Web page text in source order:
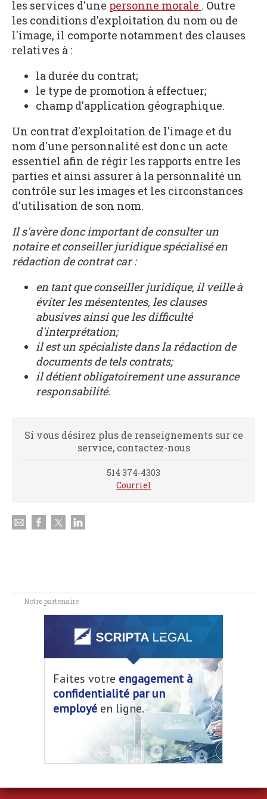
les services d'une personne morale . Outre
les conditions d'exploitation du nom ou de
l'image, il comporte notamment des clauses
relatives à :
la durée du contrat;
le type de promotion à effectuer;
champ d'application géographique.
Un contrat d'exploitation de l'image et du
nom d'une personnalité est donc un acte
essentiel afin de régir les rapports entre les
parties et ainsi assurer à la personnalité un
contrôle sur les images et les circonstances
d'utilisation de son nom.
Il s'avère donc important de consulter un
notaire et conseiller juridique spécialisé en
rédaction de contrat car :
en tant que conseiller juridique, il veille à
éviter les mésententes, les clauses
abusives ainsi que les difficulté
d'interprétation;
il est un spécialiste dans la rédaction de
documents de tels contrats;
il détient obligatoirement une assurance
responsabilité.
Si vous désirez plus de renseignements sur ce
service, contactez-nous
514 374-4303
Courriel
Notre partenaire
Faites votre engagement à
confidentialité par un
employé en ligne.